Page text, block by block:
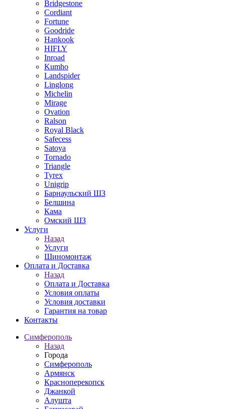
Bridgestone
Cordiant
Fortune
Goodride
Hankook
HIFLY
Inroad
Kumho
Landspider
Linglong
Michelin
Mirage
Ovation
Ralson
Royal Black
Safecess
Satoya
Tornado
Triangle
Tyrex
Unigrip
Барнаульский ШЗ
Белшина
Кама
Омский ШЗ
Услуги
Назад
Услуги
Шиномонтаж
Оплата и Доставка
Назад
Оплата и Доставка
Условия оплаты
Условия доставки
Гарантия на товар
Контакты
Симферополь
Назад
Города
Симферополь
Армянск
Красноперекопск
Джанкой
Алушта